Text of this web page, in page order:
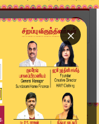
×
ரெய்னா, ...